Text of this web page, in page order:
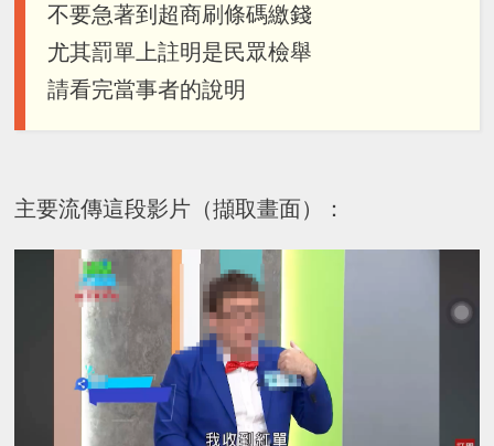
不要急著到超商刷條碼繳錢
尤其罰單上註明是民眾檢舉
請看完當事者的說明
主要流傳這段影片（擷取畫面）：